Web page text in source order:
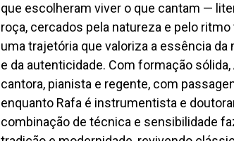
que escolheram viver o que cantam —
roça, cercados pela natureza e pelo
uma trajetória que valoriza a essência
e da autenticidade. Com formação
cantora, pianista e regente, com
enquanto Rafa é instrumentista e
combinação de técnica e sensibilidade